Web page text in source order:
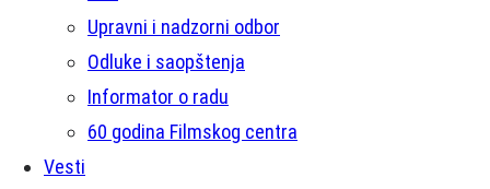
Upravni i nadzorni odbor
Odluke i saopštenja
Informator o radu
60 godina Filmskog centra
Vesti